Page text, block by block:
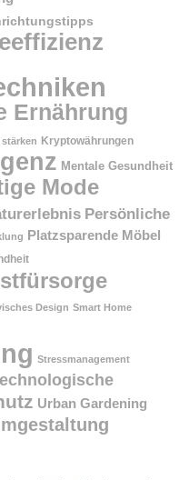
Ernährung
Kryptowährungen
Mentale Gesundheit
Mode
Persönliche
Platzsparende Möbel
Design Smart Home
Stressmanagement
Urban Gardening